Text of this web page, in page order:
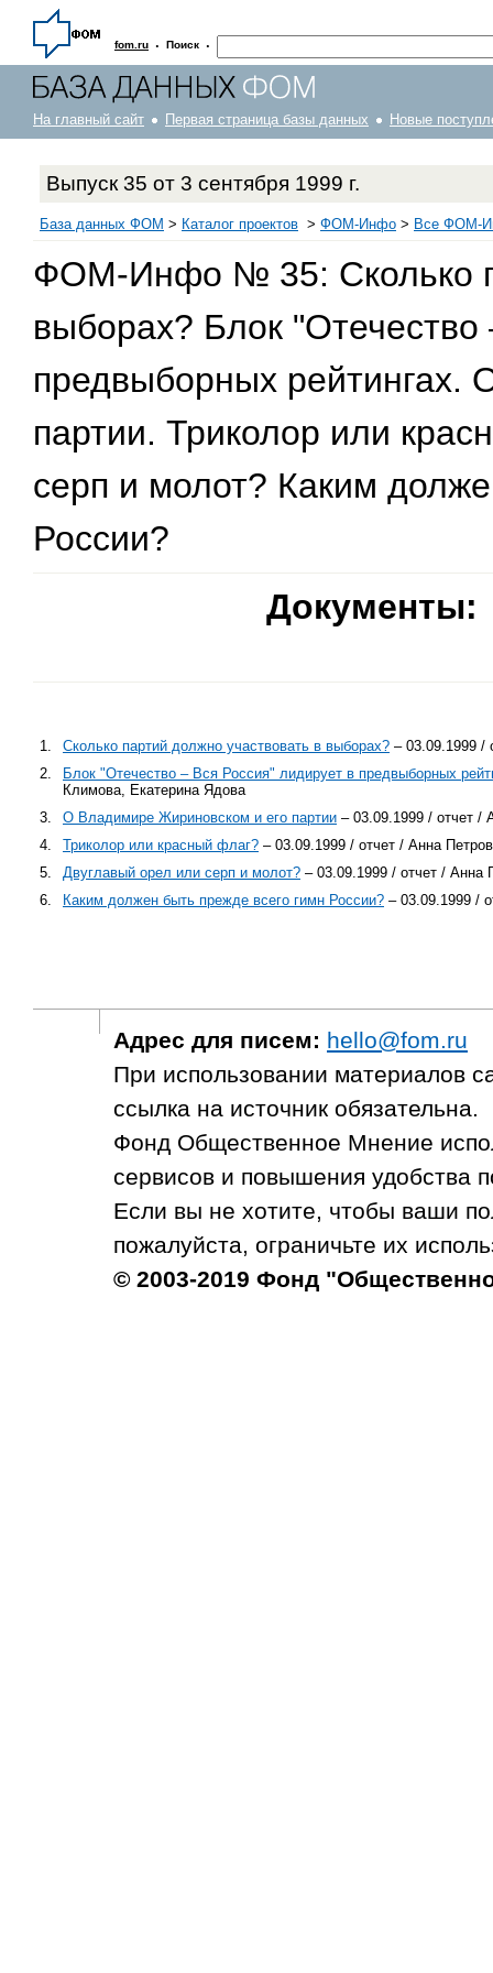
fom.ru · Поиск ·
На главный сайт Первая страница базы данных Новые
Выпуск 35 от 3 сентября 1999 г.
База данных ФОМ > Каталог проектов > ФOM-Инфо > Все ФОМ-
ФОМ-Инфо № 35: Сколько
выборах? Блок
предвыборных
партии. Триколор или
серп и молот? Каким
России?
Документы:
1. Сколько партий должно участвовать в выборах? – 03.09.1999 /
2.
Блок "Отечество – Вся Россия" лидирует в предвыборных
Климова, Екатерина Ядова
3.
О Владимире Жириновском и его партии – 03.09.1999 / отчет /
4.
Триколор или красный флаг? – 03.09.1999 / отчет / Анна
5.
Двуглавый орел или серп и молот? – 03.09.1999 / отчет / Анна
6.
Каким должен быть прежде всего гимн России? – 03.09.1999 /
Адрес для писем: hello@fom.ru
При использовании материалов
ссылка на источник обязательна.
Фонд Общественное Мнение
сервисов и повышения удобства
Если вы не хотите, чтобы ваши
пожалуйста, ограничьте их
© 2003-2019 Фонд